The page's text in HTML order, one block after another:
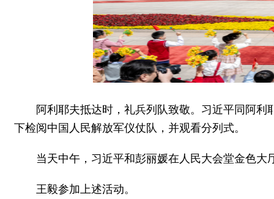
阿利耶夫抵达时，礼兵列队致敬。习近平同阿
下检阅中国人民解放军仪仗队，并观看分列式。
当天中午，习近平和彭丽媛在人民大会堂金色大
王毅参加上述活动。